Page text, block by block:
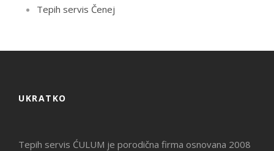
Tepih servis Čenej
UKRATKO
Tepih servis ĆULUM je porodična firma osnovana 2008